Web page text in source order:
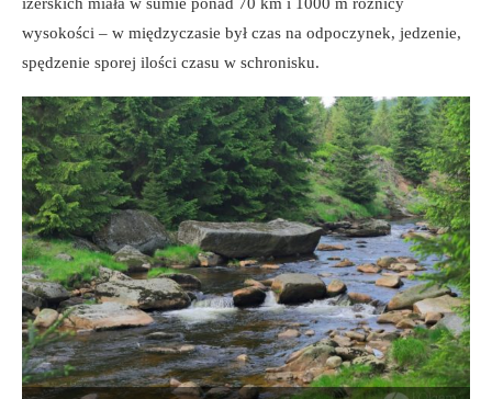
izerskich miała w sumie ponad 70 km i 1000 m różnicy
wysokości – w międzyczasie był czas na odpoczynek, jedzenie,
spędzenie sporej ilości czasu w schronisku.